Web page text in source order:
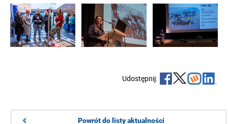
Udostępnij:
Powrót do listy aktualności